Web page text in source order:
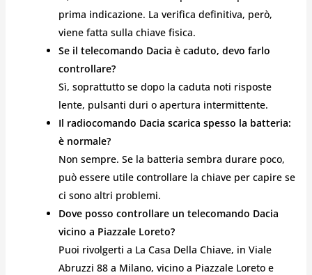
prima indicazione. La verifica definitiva, però,
viene fatta sulla chiave fisica.
Se il telecomando Dacia è caduto, devo farlo
controllare?
Sì, soprattutto se dopo la caduta noti risposte
lente, pulsanti duri o apertura intermittente.
Il radiocomando Dacia scarica spesso la batteria:
è normale?
Non sempre. Se la batteria sembra durare poco,
può essere utile controllare la chiave per capire se
ci sono altri problemi.
Dove posso controllare un telecomando Dacia
vicino a Piazzale Loreto?
Puoi rivolgerti a La Casa Della Chiave, in Viale
Abruzzi 88 a Milano, vicino a Piazzale Loreto e